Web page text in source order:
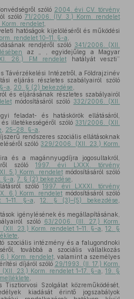
szóló 2004. évi CV. törvény
szóló 71/2006. (IV. 3.) Korm. rendelet
rendelet
hatóságok kijelöléséről és működési
rendelet 10–11. §-a
rendjéről szóló 341/2006. (XII.
az „ , egyidejűleg a Magyar
26.) FM rendelet hatályát veszti”
Távérzékelési Intézetről, a Földrajzinév
eljárás részletes szabályairól szóló
a
20. § (2) bekezdése
és eljárásának részletes szabályairól
módosításáról szóló 332/2006. (XII.
feladat- és hatáskörök ellátásáról,
illetékességéről szóló331/2006. (XII.
25–28. §-a
rendszeres szociális ellátásoknak
szóló329/2006. (XII. 23.) Korm.
és a magánnyugdíjra jogosultakról,
szóló 1997. évi LXXX. törvény
5.) Korm. rendeletmódosításáról szóló
§-a 7. § (2) bekezdése
szóló1997. évi LXXXI. törvény
6.) Korm. rendelet módosításáról szóló
§-a ,12. § (3)–(5) bekezdése
igénylésének és megállapításának,
szóló 63/2006. (III. 27.) Korm.
23.) Korm. rendelet 1–11. §-a
12. §
szociális intézmény és a falugondnoki
továbbá a szociális vállalkozás
Korm. rendelet, valamint a személyes
díjáról szóló 29/1993. (II. 17.) Korm.
23.) Korm. rendelet 1–17. §-a
19. §
Szolgálat közreműködését,
kiadását érintő jogszabályok